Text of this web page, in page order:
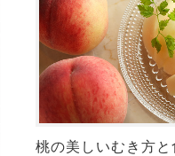
桃の美しいむき方